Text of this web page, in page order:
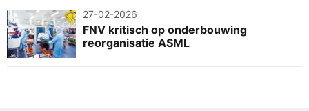
27-02-2026
FNV kritisch op onderbouwing
reorganisatie ASML